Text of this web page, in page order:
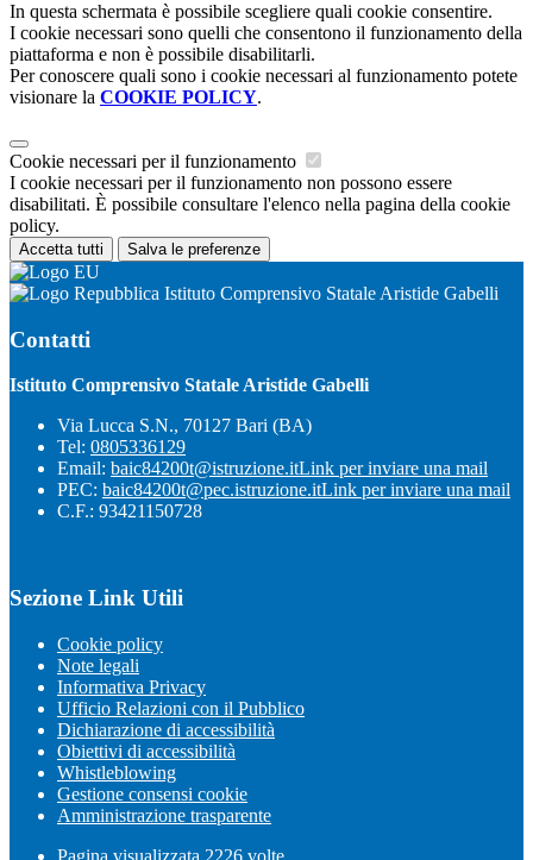
In questa schermata è possibile scegliere quali cookie consentire.
I cookie necessari sono quelli che consentono il funzionamento della
piattaforma e non è possibile disabilitarli.
Per conoscere quali sono i cookie necessari al funzionamento potete
visionare la COOKIE POLICY.
Cookie necessari per il funzionamento
I cookie necessari per il funzionamento non possono essere
disabilitati. È possibile consultare l'elenco nella pagina della cookie
policy.
Accetta tutti Salva le preferenze
Istituto Comprensivo Statale Aristide Gabelli
Contatti
Istituto Comprensivo Statale Aristide Gabelli
Via Lucca S.N., 70127 Bari (BA)
Tel: 0805336129
Email: baic84200t@istruzione.itLink per inviare una mail
PEC: baic84200t@pec.istruzione.itLink per inviare una mail
C.F.: 93421150728
Sezione Link Utili
Cookie policy
Note legali
Informativa Privacy
Ufficio Relazioni con il Pubblico
Dichiarazione di accessibilità
Obiettivi di accessibilità
Whistleblowing
Gestione consensi cookie
Amministrazione trasparente
Pagina visualizzata 2226 volte